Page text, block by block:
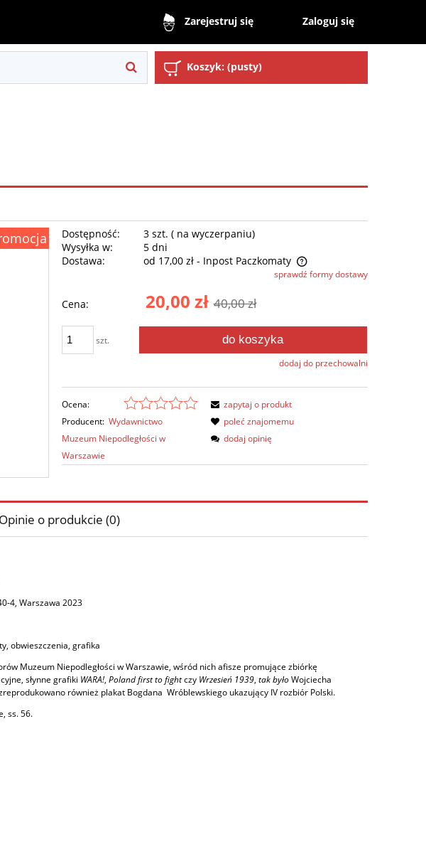
Zarejestruj się Zaloguj się
Koszyk: (pusty)
Dostępność:
3 szt. ( na wyczerpaniu)
Wysyłka w:
5 dni
Dostawa:
od 17,00 zł - Inpost Paczkomaty
Cena nie zawiera ewentualnych kosztów
płatności
sprawdź formy dostawy
Cena: 20,00 zł 40,00 zł
szt. do koszyka
dodaj do przechowalni
Ocena:
Producent: Wydawnictwo
Muzeum Niepodległości w
Warszawie
zapytaj o produkt
poleć znajomemu
dodaj opinię
Opinie o produkcie (0)
4, Warszawa 2023
obwieszczenia, grafika
Muzeum Niepodległości w Warszawie, wśród nich afisze promujące zbiórkę
słynne grafiki WARA!, Poland first to fightczy Wrzesień 1939, tak byłoWojciecha
również plakat Bogdana Wróblewskiego ukazujący IV rozbiór Polski.
ss. 56.